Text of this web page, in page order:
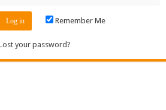
Remember Me
your password?